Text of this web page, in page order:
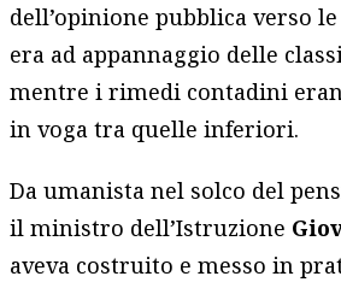
dell’opinione pubblica verso
era ad appannaggio delle
mentre i rimedi contadini
in voga tra quelle inferiori.
Da umanista nel solco del
il ministro dell’Istruzione
aveva costruito e messo in